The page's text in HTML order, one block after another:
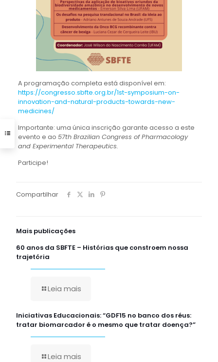
A programação completa está disponível em:
https://congresso.sbfte.org.br/1st-symposium-on-
innovation-and-natural-products-towards-new-
medicines/
Importante: uma única inscrição garante acesso a este
evento e ao 57th Brazilian Congress of Pharmacology
and Experimental Therapeutics.
Participe!
Compartilhar
Mais publicações
60 anos da SBFTE – Histórias que constroem nossa
trajetória
Leia mais
Iniciativas Educacionais: “GDF15 no banco dos réus:
tratar biomarcador é o mesmo que tratar doença?”
Leia mais